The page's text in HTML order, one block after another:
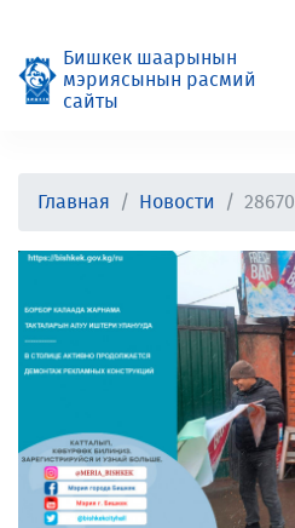
Бишкек шаарынын
мэриясынын расмий
сайты
Главная Новости 28670